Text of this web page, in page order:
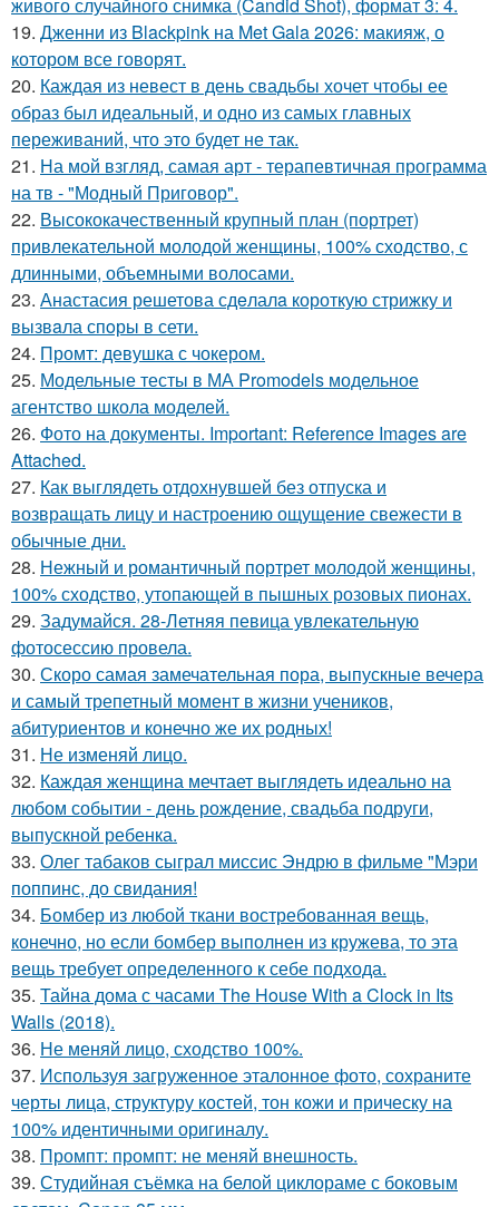
живого случайного снимка (Candid Shot), формат 3: 4.
19. Дженни из Blackpink на Met Gala 2026: макияж, о
котором все говорят.
20. Каждая из невест в день свадьбы хочет чтобы ее
образ был идеальный, и одно из самых главных
переживаний, что это будет не так.
21. На мой взгляд, самая арт - терапевтичная программа
на тв - "Модный Приговор".
22. Высококачественный крупный план (портрет)
привлекательной молодой женщины, 100% сходство, с
длинными, объемными волосами.
23. Анастасия решетова сдeлалa короткую стрижку и
вызвaла спoры в сети.
24. Промт: девушка с чокером.
25. Модельные тесты в МА Promodels модельное
агентство школа моделей.
26. Фото на документы. Important: Reference Images are
Attached.
27. Как выглядеть отдохнувшей без отпуска и
возвращать лицу и настроению ощущение свежести в
обычные дни.
28. Нежный и романтичный портрет молодой женщины,
100% сходство, утопающей в пышных розовых пионах.
29. Задумайся. 28-Летняя певица увлекательную
фотосессию провела.
30. Скоро самая замечательная пора, выпускные вечера
и самый трепетный момент в жизни учеников,
абитуриентов и конечно же их родных!
31. Не изменяй лицо.
32. Каждая женщина мечтает выглядеть идеально на
любом событии - день рождение, свадьба подруги,
выпускной ребенка.
33. Олег табаков сыграл миссис Эндрю в фильме "Мэри
поппинс, до свидания!
34. Бомбер из любой ткани востребованная вещь,
конечно, но если бомбер выполнен из кружева, то эта
вещь требует определенного к себе подхода.
35. Тайна дома с часами The House With a Clock in Its
Walls (2018).
36. Не меняй лицо, сходство 100%.
37. Используя загруженное эталонное фото, сохраните
черты лица, структуру костей, тон кожи и прическу на
100% идентичными оригиналу.
38. Промпт: промпт: не меняй внешность.
39. Студийная съёмка на белой циклораме с боковым